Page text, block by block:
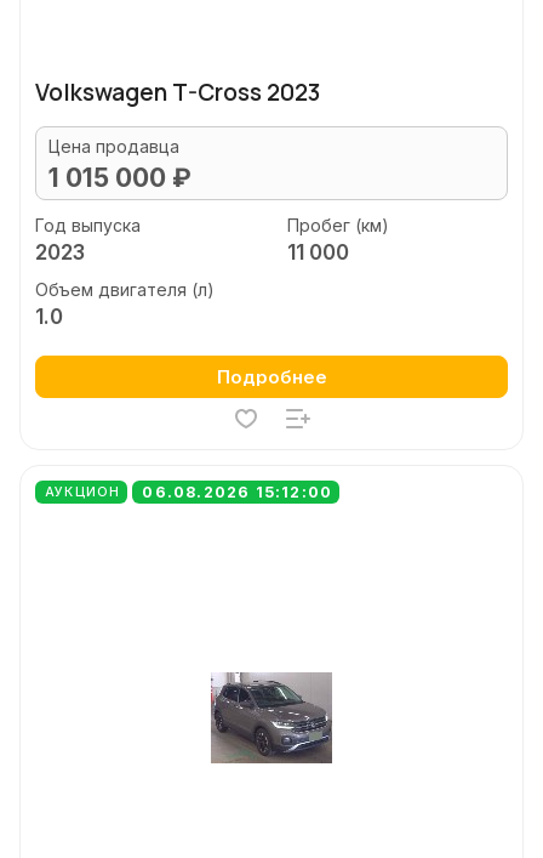
Volkswagen T-Cross 2023
Цена продавца
1 015 000 ₽
Год выпуска
2023
Пробег (км)
11 000
Объем двигателя (л)
1.0
Подробнее
АУКЦИОН 06.08.2026 15:12:00